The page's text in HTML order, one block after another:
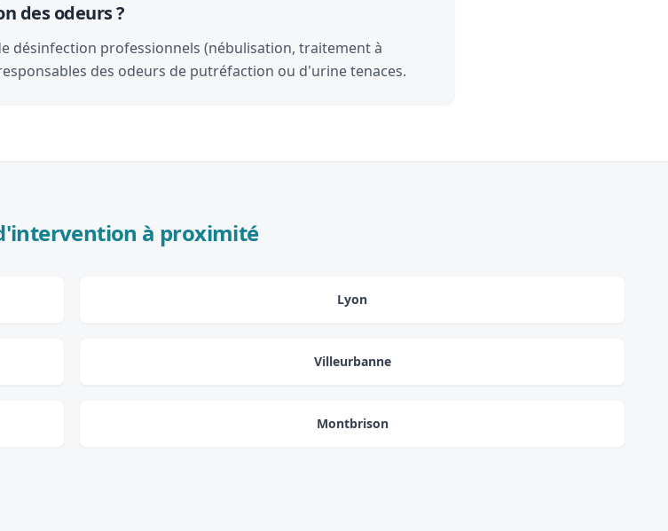
des odeurs ?
désinfection professionnels (nébulisation, traitement à
des odeurs de putréfaction ou d'urine tenaces.
à proximité
Lyon
Villeurbanne
Montbrison